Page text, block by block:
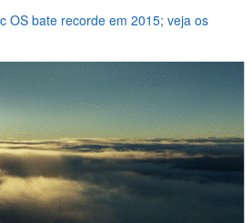
OS bate recorde em 2015; veja os